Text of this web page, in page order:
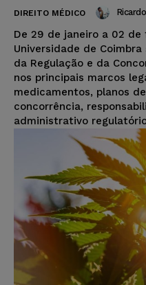
DIREITO MÉDICO
De 29 de janeiro a 02
Universidade de
da Regulação e da
nos principais marcos
medicamentos, planos
concorrência,
administrativo